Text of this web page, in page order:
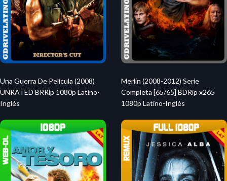
Una Guerra De Película (2008)
UNRATED BRRip 1080p Latino-
Inglés
Merlín (2008-2012) Serie
Completa [65/65] BDRip x265
1080p Latino-Inglés